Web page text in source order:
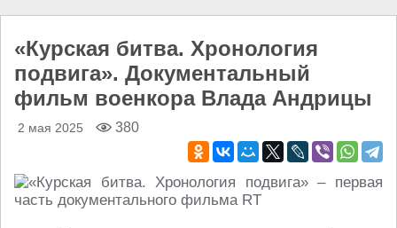
«Курская битва. Хронология
подвига». Документальный
фильм военкора Влада Андрицы
2 мая 2025 380